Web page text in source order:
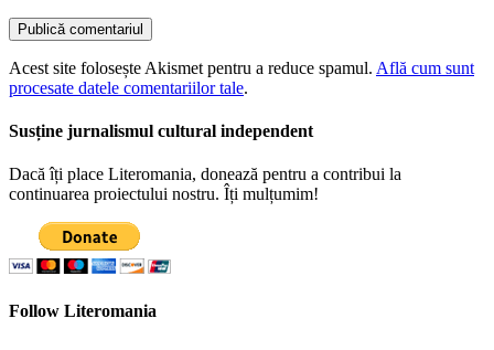
Acest site folosește Akismet pentru a reduce spamul. Află cum sunt
procesate datele comentariilor tale.
Susține jurnalismul cultural independent
Dacă îți place Literomania, donează pentru a contribui la
continuarea proiectului nostru. Îți mulțumim!
Follow Literomania